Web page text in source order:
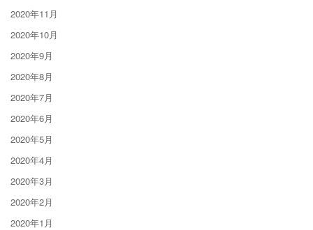
2020年11月
2020年10月
2020年9月
2020年8月
2020年7月
2020年6月
2020年5月
2020年4月
2020年3月
2020年2月
2020年1月